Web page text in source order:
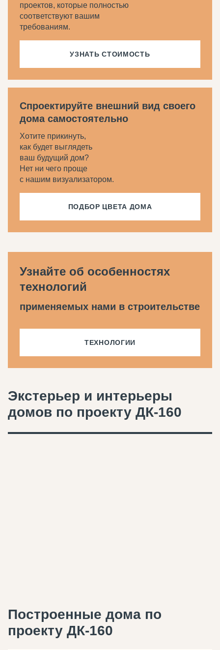
проектов, которые полностью
соответствуют вашим
требованиям.
УЗНАТЬ СТОИМОСТЬ
Спроектируйте внешний вид своего
дома самостоятельно
Хотите прикинуть,
как будет выглядеть
ваш будущий дом?
Нет ни чего проще
с нашим визуализатором.
ПОДБОР ЦВЕТА ДОМА
Узнайте об особенностях
технологий
применяемых нами в строительстве
ТЕХНОЛОГИИ
Экстерьер и интерьеры
домов по проекту ДК-160
Построенные дома по
проекту ДК-160